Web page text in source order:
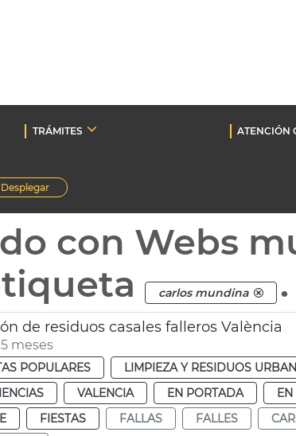
TRÁMITES
ATENCIÓN
Desplegar
con Webs
carlos mundina .
de residuos casales falleros València
meses
POPULARES LIMPIEZA Y RESIDUOS
VALENCIA EN PORTADA
FIESTAS FALLAS FALLES